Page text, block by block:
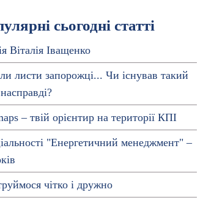
сьогодні статті
Віталія Іващенко
листи запорожці... Чи існував такий
– твій орієнтир на території КПІ
"Енергетичний менеджмент" –
чітко і дружно